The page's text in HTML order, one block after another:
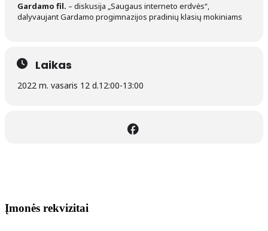
Gardamo fil. – diskusija „Saugaus interneto erdvės“,
dalyvaujant Gardamo progimnazijos pradinių klasių mokiniams
Laikas
2022 m. vasaris 12 d.12:00-13:00
Įmonės rekvizitai